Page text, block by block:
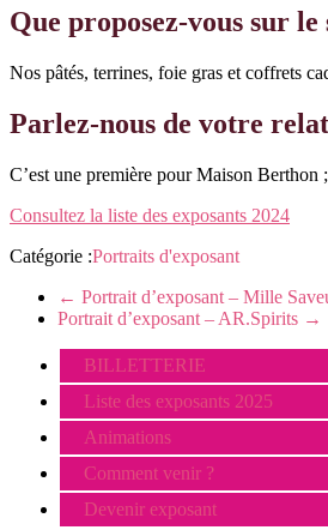
Que proposez-vous sur le
Nos pâtés, terrines, foie gras et coffrets
Parlez-nous de votre
C’est une première pour Maison
Consultez la liste des exposants 2024
Catégorie :Portraits d'exposant
← Portrait d’exposant – Mille
Portrait d’exposant – AR.Spirits →
BILLETTERIE
Liste des exposants 2025
Animations
Comment venir ?
Devenir exposant